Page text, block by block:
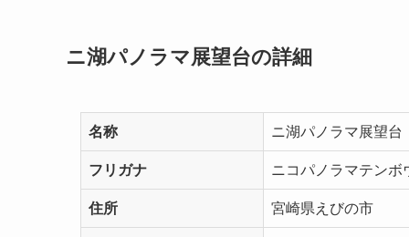
ニ湖パノラマ展望台の詳細
名称 ニ湖パノラマ展望台
フリガナ ニコパノラマテンボ
住所 宮崎県えびの市